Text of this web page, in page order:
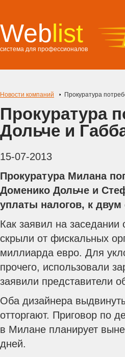
Weblist
система для профессионалов
Новости компаний Прокуратура
Прокуратура
Дольче и
15-07-2013
Прокуратура Милана
Доменико Дольче и
уплаты налогов, к
Как заявил на заседании
скрыли от фискальных
миллиарда евро. Для
прочего, использовали
заявили представители
Оба дизайнера
отторгают. Приговор по
в Милане планирует
дней.